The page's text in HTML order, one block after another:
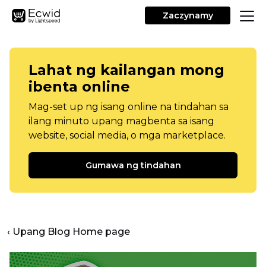
Zaczynamy
Lahat ng kailangan mong
ibenta online
Mag-set up ng isang online na tindahan sa
ilang minuto upang magbenta sa isang
website, social media, o mga marketplace.
Gumawa ng tindahan
‹ Upang Blog Home page